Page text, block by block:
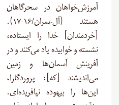
آمرزش‌خواهان در سحرگاهان
هستند (آل‌عمران/۱۶-۱۷).
[خردمندان] خدا را ایستاده،
نشسته و خوابیده یاد می‌کنند و در
آفرینش آسمان‌ها و زمین
می‌اندیشند [که]: پروردگارا،
این‌ها را بیهوده نیافریده‌ای.